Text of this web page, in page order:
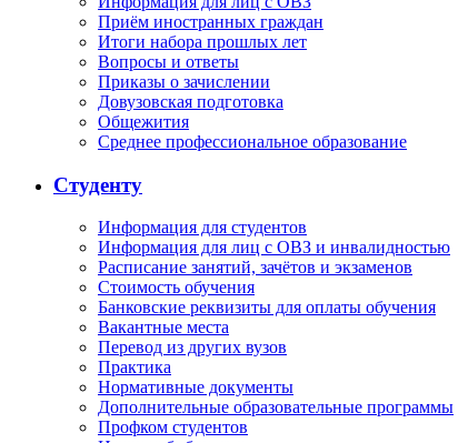
Приём иностранных граждан
Итоги набора прошлых лет
Вопросы и ответы
Приказы о зачислении
Довузовская подготовка
Общежития
Среднее профессиональное образование
Студенту
Информация для студентов
Информация для лиц с ОВЗ и инвалидностью
Расписание занятий, зачётов и экзаменов
Стоимость обучения
Банковские реквизиты для оплаты обучения
Вакантные места
Перевод из других вузов
Практика
Нормативные документы
Дополнительные образовательные программы
Профком студентов